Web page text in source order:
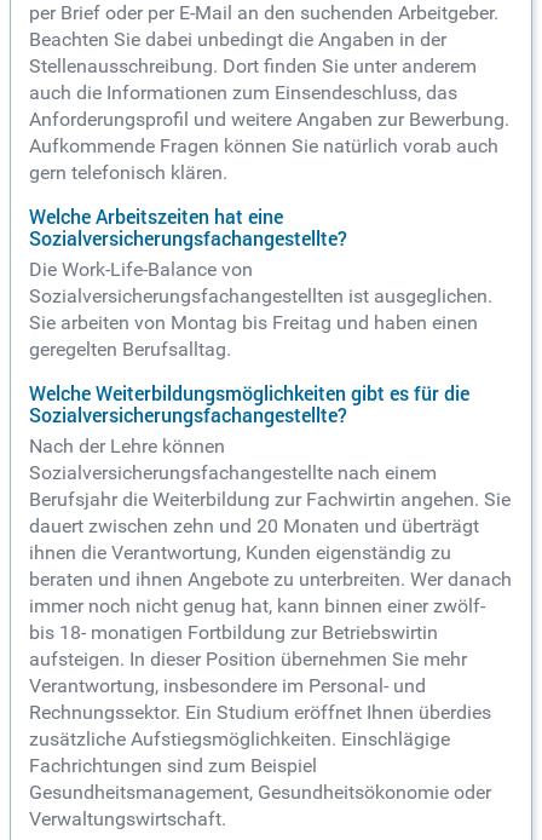
per Brief oder per E-Mail an den suchenden Arbeitgeber.
Beachten Sie dabei unbedingt die Angaben in der
Stellenausschreibung. Dort finden Sie unter anderem
auch die Informationen zum Einsendeschluss, das
Anforderungsprofil und weitere Angaben zur Bewerbung.
Aufkommende Fragen können Sie natürlich vorab auch
gern telefonisch klären.
Welche Arbeitszeiten hat eine
Sozialversicherungsfachangestellte?
Die Work-Life-Balance von
Sozialversicherungsfachangestellten ist ausgeglichen.
Sie arbeiten von Montag bis Freitag und haben einen
geregelten Berufsalltag.
Welche Weiterbildungsmöglichkeiten gibt es für die
Sozialversicherungsfachangestellte?
Nach der Lehre können
Sozialversicherungsfachangestellte nach einem
Berufsjahr die Weiterbildung zur Fachwirtin angehen. Sie
dauert zwischen zehn und 20 Monaten und überträgt
ihnen die Verantwortung, Kunden eigenständig zu
beraten und ihnen Angebote zu unterbreiten. Wer danach
immer noch nicht genug hat, kann binnen einer zwölf-
bis 18- monatigen Fortbildung zur Betriebswirtin
aufsteigen. In dieser Position übernehmen Sie mehr
Verantwortung, insbesondere im Personal- und
Rechnungssektor. Ein Studium eröffnet Ihnen überdies
zusätzliche Aufstiegsmöglichkeiten. Einschlägige
Fachrichtungen sind zum Beispiel
Gesundheitsmanagement, Gesundheitsökonomie oder
Verwaltungswirtschaft.